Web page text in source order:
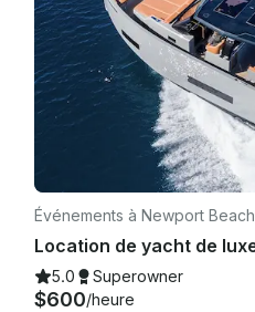
Événements à Newport Beach
5.0 Superowner
$600/heure